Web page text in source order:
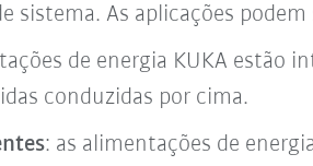
sistema. As aplicações
de energia KUKA estão
conduzidas por cima.
: as alimentações de